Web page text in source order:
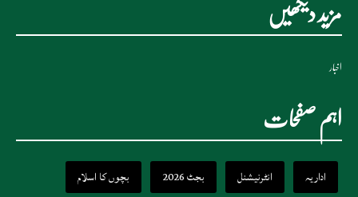
مزید دیکھیں
اخبار
اہم صفحات
اداریہ انٹرنیشنل بجٹ 2026
بچوں کا اسلام